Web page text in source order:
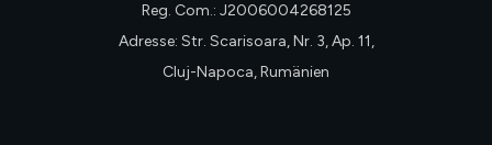
Reg. Com.: J2006004268125
Adresse: Str. Scarisoara, Nr. 3, Ap. 11,
Cluj-Napoca, Rumänien